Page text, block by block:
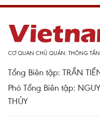
CƠ QUAN CHỦ QUẢN: THÔNG TẤN
Tổng Biên tập: TRẦN
Phó Tổng Biên tập:
THỦY